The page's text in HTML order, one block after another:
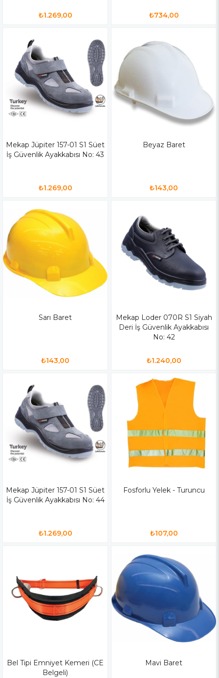
₺1.269,00 ₺734,00
Mekap Jüpiter 157-01 S1 Süet
İş Güvenlik Ayakkabısı No: 43
₺1.269,00
Beyaz Baret
₺143,00
Sarı Baret
₺143,00
Mekap Loder 070R S1 Siyah
Deri İş Güvenlik Ayakkabısı
No: 42
₺1.240,00
Mekap Jüpiter 157-01 S1 Süet
İş Güvenlik Ayakkabısı No: 44
₺1.269,00
Fosforlu Yelek - Turuncu
₺107,00
Bel Tipi Emniyet Kemeri (CE
Belgeli)
Mavi Baret